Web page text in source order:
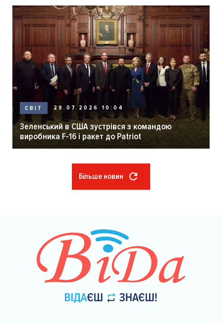
СВІТ 29.07.2026 10:04
Зеленський в США зустрівся з командою
виробника F-16 і ракет до Patriot
Більше новин